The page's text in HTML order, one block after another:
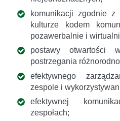
komunikacji zgodnie
kulturze kodem
pozawerbalnie i
postawy otwartości
postrzegania
efektywnego
zespole i
efektywnej
zespołach;